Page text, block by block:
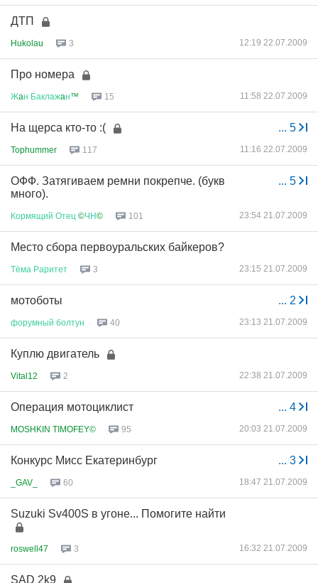
ДТП
Hukolau 3 12:19 22.07.2009
Про номера
Жaн Баклажaн™ 15 11:58 22.07.2009
... 5
На щерса кто-то :(
Tophummer 117 11:16 22.07.2009
... 5
ОФФ. Затягиваем ремни покрепче. (букв
много).
Кормящий Отец ©ЧН© 101 23:54 21.07.2009
Место сбора первоуральских байкеров?
Тёма Раритет 3 23:15 21.07.2009
... 2
мотоботы
форумный болтун 40 23:13 21.07.2009
Куплю двигатель
Vital12 2 22:38 21.07.2009
... 4
Операция мотоциклист
MOSHKIN TIMOFEY© 95 20:03 21.07.2009
... 3
Конкурс Мисс Екатеринбург
_GAV_ 60 18:47 21.07.2009
Suzuki Sv400S в угоне... Помогите найти
roswell47 3 16:32 21.07.2009
SAD 2k9